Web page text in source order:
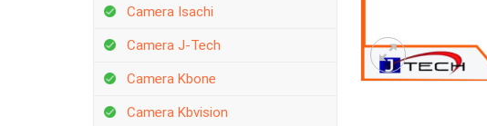
Camera Isachi
Camera J-Tech
Camera Kbone
Camera Kbvision